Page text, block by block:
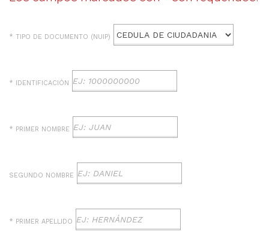
* TIPO DE DOCUMENTO (NUIP)
* IDENTIFICACIÓN
* PRIMER NOMBRE
SEGUNDO NOMBRE
* PRIMER APELLIDO